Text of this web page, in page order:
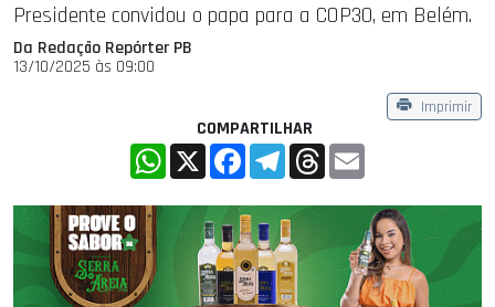
Presidente convidou o papa para a COP30, em Belém.
Da Redação Repórter PB
13/10/2025 às 09:00
Imprimir
COMPARTILHAR
WhatsApp
X FacebookTelegramThreads